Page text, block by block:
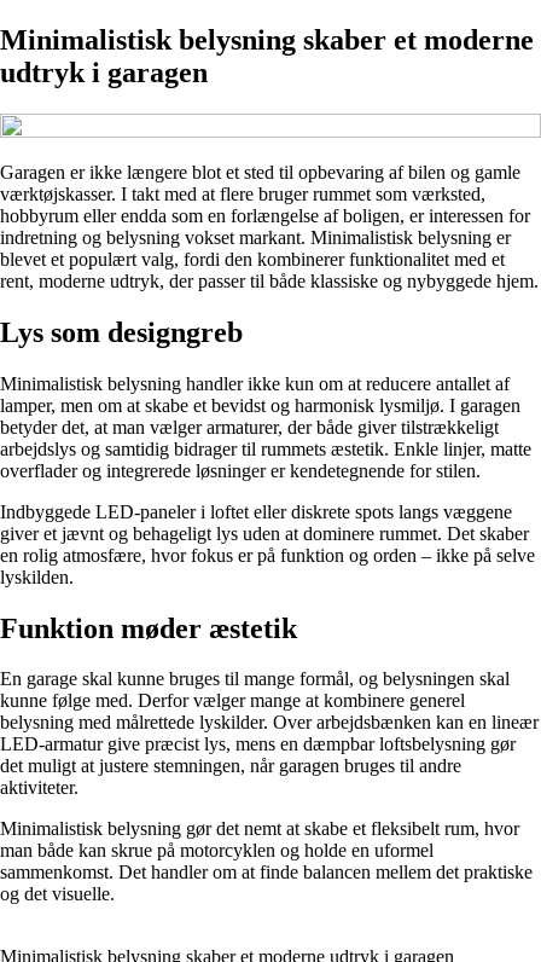
Minimalistisk belysning skaber et moderne
udtryk i garagen
Garagen er ikke længere blot et sted til opbevaring af bilen og gamle
værktøjskasser. I takt med at flere bruger rummet som værksted,
hobbyrum eller endda som en forlængelse af boligen, er interessen for
indretning og belysning vokset markant. Minimalistisk belysning er
blevet et populært valg, fordi den kombinerer funktionalitet med et
rent, moderne udtryk, der passer til både klassiske og nybyggede hjem.
Lys som designgreb
Minimalistisk belysning handler ikke kun om at reducere antallet af
lamper, men om at skabe et bevidst og harmonisk lysmiljø. I garagen
betyder det, at man vælger armaturer, der både giver tilstrækkeligt
arbejdslys og samtidig bidrager til rummets æstetik. Enkle linjer, matte
overflader og integrerede løsninger er kendetegnende for stilen.
Indbyggede LED-paneler i loftet eller diskrete spots langs væggene
giver et jævnt og behageligt lys uden at dominere rummet. Det skaber
en rolig atmosfære, hvor fokus er på funktion og orden – ikke på selve
lyskilden.
Funktion møder æstetik
En garage skal kunne bruges til mange formål, og belysningen skal
kunne følge med. Derfor vælger mange at kombinere generel
belysning med målrettede lyskilder. Over arbejdsbænken kan en lineær
LED-armatur give præcist lys, mens en dæmpbar loftsbelysning gør
det muligt at justere stemningen, når garagen bruges til andre
aktiviteter.
Minimalistisk belysning gør det nemt at skabe et fleksibelt rum, hvor
man både kan skrue på motorcyklen og holde en uformel
sammenkomst. Det handler om at finde balancen mellem det praktiske
og det visuelle.
Minimalistisk belysning skaber et moderne udtryk i garagen